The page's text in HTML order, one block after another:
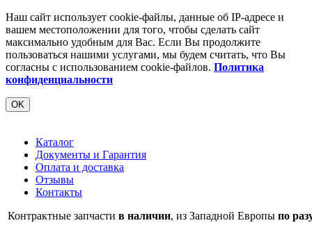
Наш сайт использует cookie-файлы, данные об IP-адресе и
вашем местоположении для того, чтобы сделать сайт
максимально удобным для Вас. Если Вы продолжите
пользоваться нашими услугами, мы будем считать, что Вы
согласны с использованием cookie-файлов. Политика
конфиденциальности
OK
Каталог
Документы и Гарантия
Оплата и доставка
Отзывы
Контакты
Контрактные запчасти в наличии, из Западной Европы по